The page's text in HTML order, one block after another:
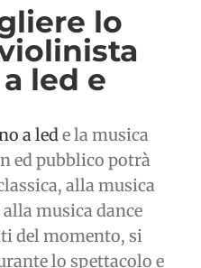
lo
led e
a led e la musica
ed pubblico potrà
alla musica
musica dance
del momento, si
lo spettacolo e